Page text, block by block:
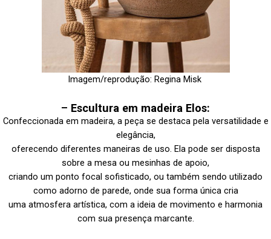
Imagem/reprodução: Regina Misk
– Escultura em madeira Elos:
Confeccionada em madeira, a peça se destaca pela versatilidade e
elegância,
oferecendo diferentes maneiras de uso. Ela pode ser disposta
sobre a mesa ou mesinhas de apoio,
criando um ponto focal sofisticado, ou também sendo utilizado
como adorno de parede, onde sua forma única cria
uma atmosfera artística, com a ideia de movimento e harmonia
com sua presença marcante.